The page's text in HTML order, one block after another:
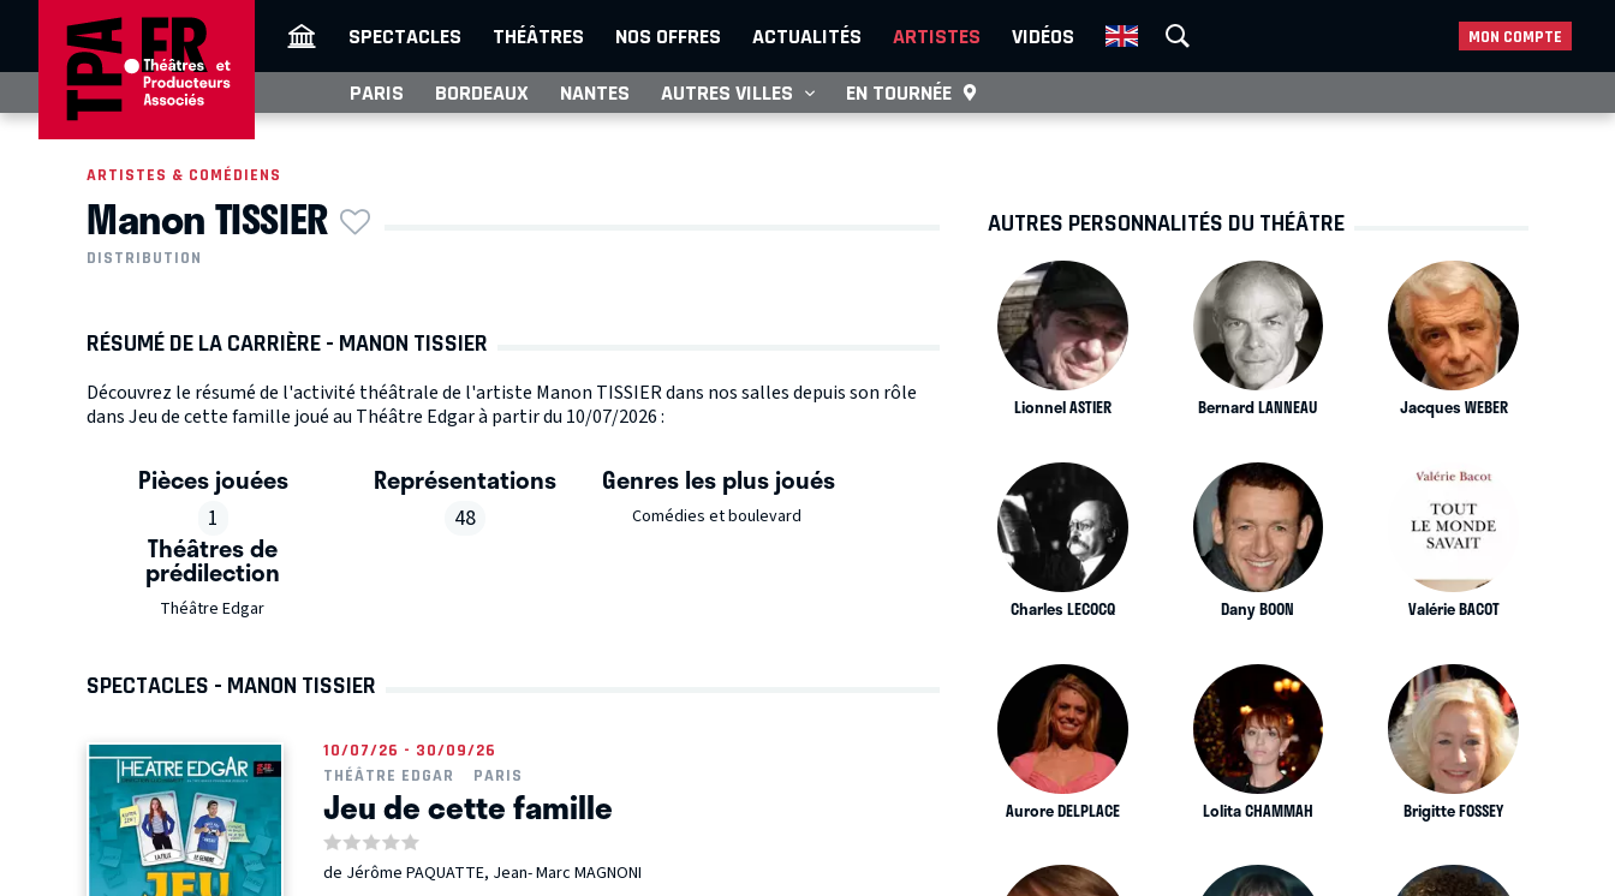
SPECTACLES THÉÂTRES NOS OFFRES ACTUALITÉS ARTISTES VIDÉOS MON COMPTE
PARIS BORDEAUX NANTES AUTRES VILLES EN TOURNÉE
ARTISTES & COMÉDIENS
Manon TISSIER
DISTRIBUTION
RÉSUMÉ DE LA CARRIÈRE - MANON TISSIER
Découvrez le résumé de l'activité théâtrale de l'artiste Manon TISSIER dans nos salles depuis son rôle
dans Jeu de cette famille joué au Théâtre Edgar à partir du 10/07/2026 :
Pièces jouées
1
Représentations
48
Genres les plus joués
Comédies et boulevard
Théâtres de
prédilection
Théâtre Edgar
SPECTACLES - MANON TISSIER
10/07/26 - 30/09/26
THÉÂTRE EDGAR
PARIS
Jeu de cette famille
de Jérôme PAQUATTE, Jean- Marc MAGNONI
AUTRES PERSONNALITÉS DU THÉÂTRE
Lionnel ASTIER Bernard LANNEAU Jacques WEBER
Charles LECOCQ Dany BOON Valérie BACOT
Aurore DELPLACE Lolita CHAMMAH Brigitte FOSSEY